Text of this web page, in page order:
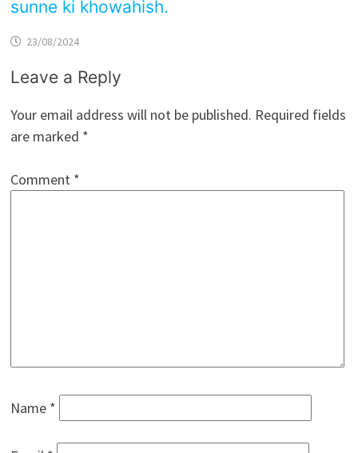
sunne ki khowahish.
23/08/2024
Leave a Reply
Your email address will not be published. Required fields
are marked *
Comment *
Name *